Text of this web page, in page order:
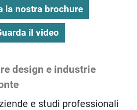
la nostra brochure
il video
design e industrie
e studi professionali